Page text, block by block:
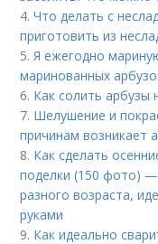
4.Что делать с
приготовить из
5.Я ежегодно
маринованных
6. Как солить арбузы
7. Шелушение и
причинам возникает
8. Как сделать
поделки (150 фото) —
разного возраста,
руками
9. Как идеально